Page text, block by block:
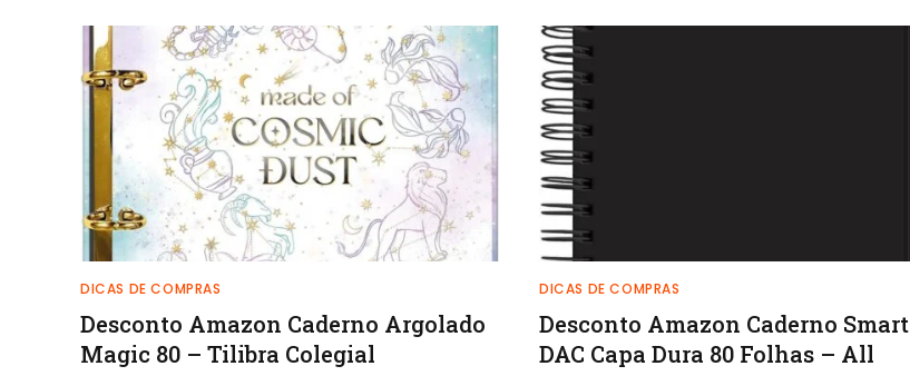
DICAS DE COMPRAS
Desconto Amazon Caderno Argolado
Magic 80 – Tilibra Colegial
DICAS DE COMPRAS
Desconto Amazon Caderno Smart
DAC Capa Dura 80 Folhas – All